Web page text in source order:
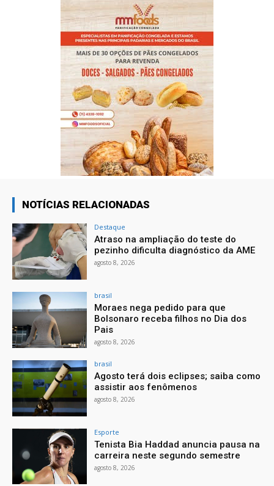
NOTÍCIAS RELACIONADAS
Destaque
Atraso na ampliação do teste do
pezinho dificulta diagnóstico da AME
agosto 8, 2026
brasil
Moraes nega pedido para que
Bolsonaro receba filhos no Dia dos
Pais
agosto 8, 2026
brasil
Agosto terá dois eclipses; saiba como
assistir aos fenômenos
agosto 8, 2026
Esporte
Tenista Bia Haddad anuncia pausa na
carreira neste segundo semestre
agosto 8, 2026